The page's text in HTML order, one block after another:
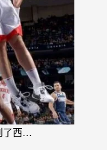
了西…